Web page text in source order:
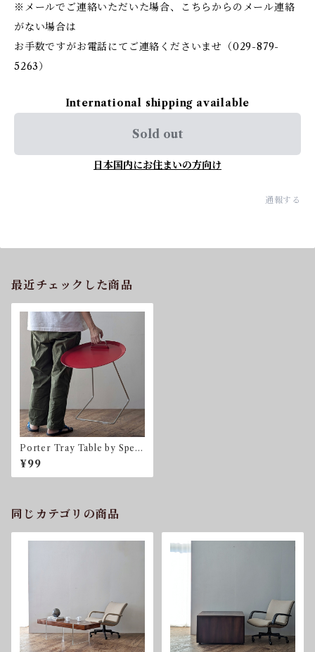
※メールでご連絡いただいた場合、こちらからのメール連絡
がない場合は
お手数ですがお電話にてご連絡くださいませ（029-879-
5263）
International shipping available
Sold out
日本国内にお住まいの方向け
通報する
最近チェックした商品
Porter Tray Table by Spezi
ell for Studio Domo トレイ
テーブル
¥99
同じカテゴリの商品